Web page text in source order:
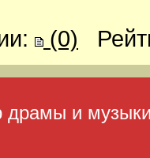
(0)
драмы и